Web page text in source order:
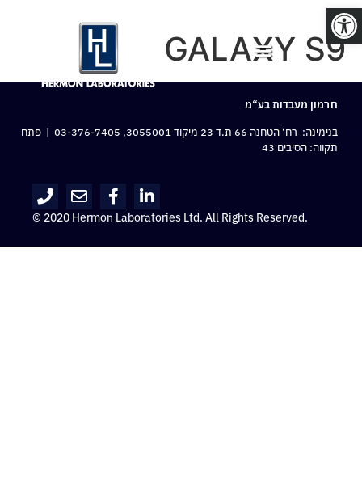
פתח סרגל נגישות
GALAXY S9
חרמון מעבדות בע“מ
בנימינה: רח‘ הטחנה 66 ת.ד 23 מיקוד 3055001,
03-376-7405 | פתח
תקווה: הסיבים 43
© 2020 Hermon Laboratories Ltd. All Rights Reserved.